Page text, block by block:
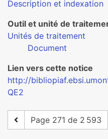
Description et indexation
Outil et unité de
Unités de traitement
Document
Lien vers cette notice
http://
QE2
Page 271 de 2 593